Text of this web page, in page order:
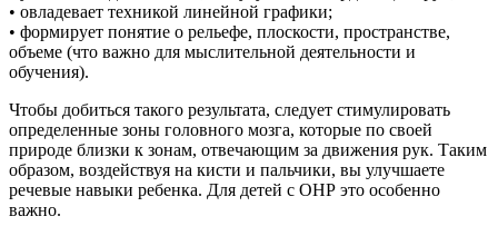
• овладевает техникой линейной графики;
• формирует понятие о рельефе, плоскости, пространстве,
объеме (что важно для мыслительной деятельности и
обучения).
Чтобы добиться такого результата, следует стимулировать
определенные зоны головного мозга, которые по своей
природе близки к зонам, отвечающим за движения рук. Таким
образом, воздействуя на кисти и пальчики, вы улучшаете
речевые навыки ребенка. Для детей с ОНР это особенно
важно.